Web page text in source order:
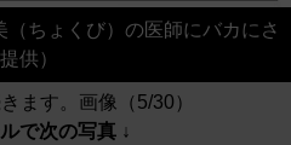
（ちょくび）の医師にバカにさ
供）
ます。画像（5/30）
で次の写真 ↓